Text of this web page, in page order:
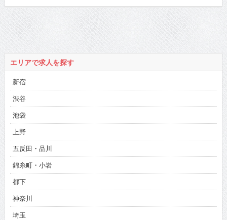
エリアで求人を探す
新宿
渋谷
池袋
上野
五反田・品川
錦糸町・小岩
都下
神奈川
埼玉